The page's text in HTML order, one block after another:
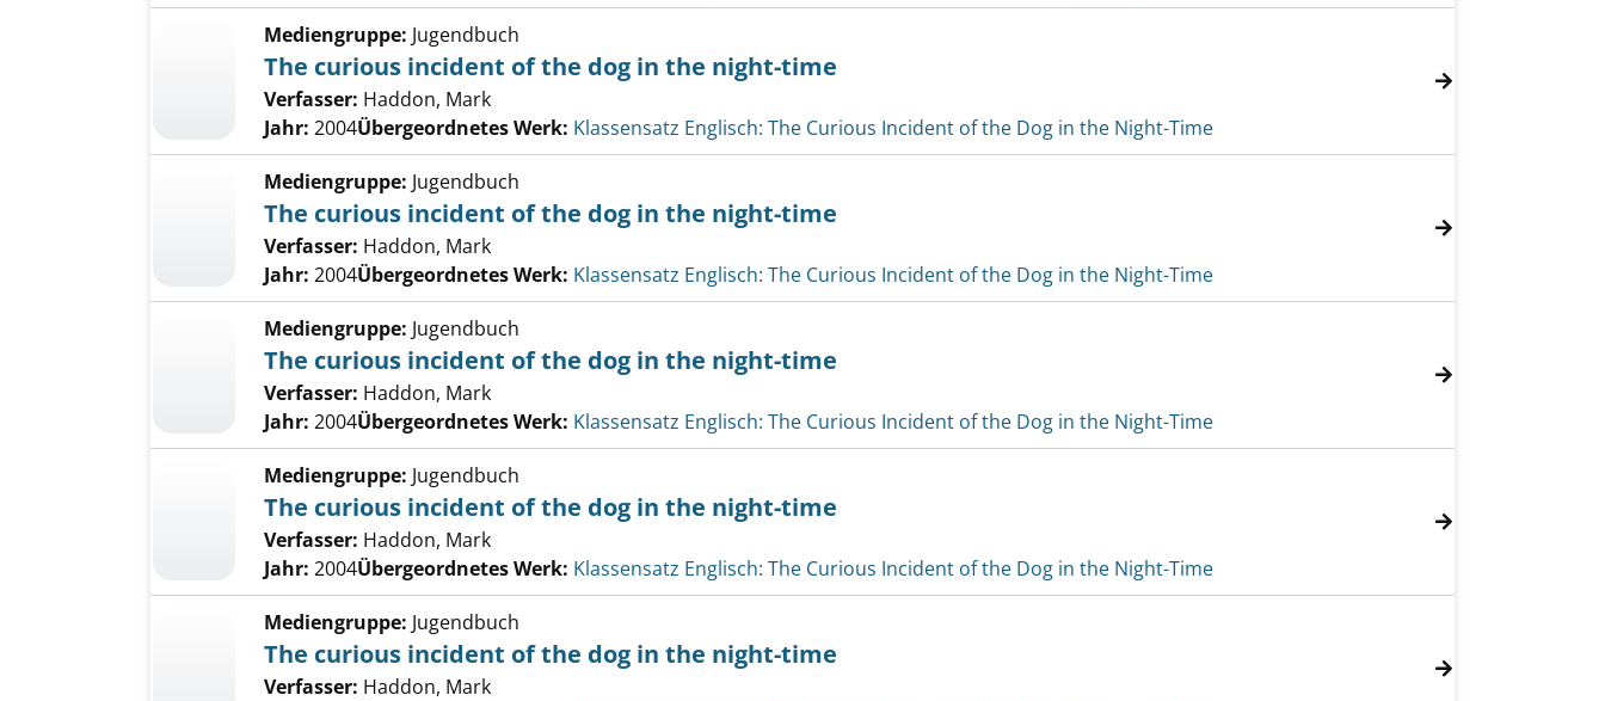
Mediengruppe: Jugendbuch
The curious incident of the dog in the night-time
Verfasser: Haddon, Mark
Jahr: 2004Übergeordnetes Werk: Klassensatz Englisch: The Curious Incident of the Dog in the Night-Time
Mediengruppe: Jugendbuch
The curious incident of the dog in the night-time
Verfasser: Haddon, Mark
Jahr: 2004Übergeordnetes Werk: Klassensatz Englisch: The Curious Incident of the Dog in the Night-Time
Mediengruppe: Jugendbuch
The curious incident of the dog in the night-time
Verfasser: Haddon, Mark
Jahr: 2004Übergeordnetes Werk: Klassensatz Englisch: The Curious Incident of the Dog in the Night-Time
Mediengruppe: Jugendbuch
The curious incident of the dog in the night-time
Verfasser: Haddon, Mark
Jahr: 2004Übergeordnetes Werk: Klassensatz Englisch: The Curious Incident of the Dog in the Night-Time
Mediengruppe: Jugendbuch
The curious incident of the dog in the night-time
Verfasser: Haddon, Mark